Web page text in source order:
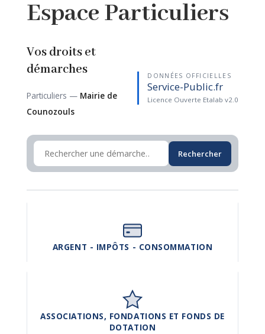
EspaceParticuliers
Vos droits et
démarches
Particuliers — Mairie de
Counozouls
DONNÉES OFFICIELLES
Service-Public.fr
Licence Ouverte Etalab v2.0
Rechercher
ARGENT - IMPÔTS - CONSOMMATION
ASSOCIATIONS, FONDATIONS ET FONDS DE
DOTATION